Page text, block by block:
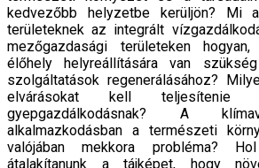
kedvezőbb helyzetbe kerüljön? Mi
területeknek az integrált
mezőgazdasági területeken
élőhely helyreállítására van
szolgáltatások regenerálásához?
elvárásokat kell teljesítenie
gyepgazdálkodásnak? A
alkalmazkodásban a természeti
valójában mekkora probléma?
átalakítanunk a tájképet, hogy